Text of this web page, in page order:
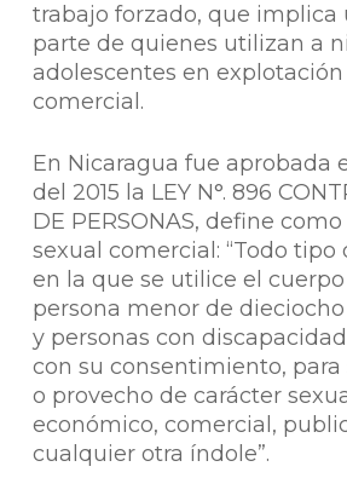
trabajo forzado, que implica
parte de quienes utilizan a
adolescentes en explotación
comercial.
En Nicaragua fue aprobada
del 2015 la LEY N°. 896
DE PERSONAS, define
sexual comercial: “Todo tipo
en la que se utilice el
persona menor de
y personas con
con su consentimiento, para
o provecho de carácter
económico, comercial,
cualquier otra índole”.